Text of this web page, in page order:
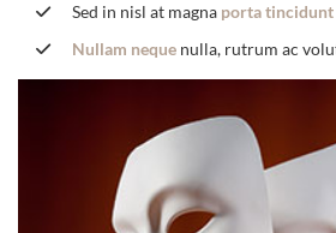
Sed in nisl at magna porta tincidunt
Nullam neque nulla, rutrum ac